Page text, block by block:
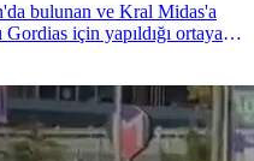
bulunan ve Kral Midas'a
Gordias için yapıldığı ortaya
dikkatleri üzerine